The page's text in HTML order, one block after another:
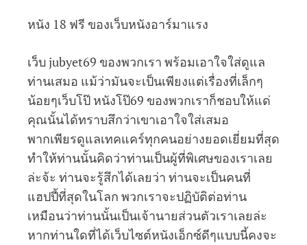
หนัง 18 ฟรี ของเว็บหนังอาร์มาแรง
เว็บ jubyet69 ของพวกเรา พร้อมเอาใจใส่ดูแล
ท่านเสมอ แม้ว่ามันจะเป็นเพียงแต่เรื่องที่เล็กๆ
น้อยๆเว็บโป๊ หนังโป๊69 ของพวกเราก็ชอบให้แด่
คุณนั้นได้ทราบสึกว่าเขาเอาใจใส่เสมอ
พากเพียรดูแลเทคแคร์ทุกคนอย่างยอดเยี่ยมที่สุด
ทำให้ท่านนั้นคิดว่าท่านเป็นผู้ที่พิเศษของเราเลย
ล่ะจ้ะ ท่านจะรู้สึกได้เลยว่า ท่านจะเป็นคนที่
แฮปปี้ที่สุดในโลก พวกเราจะปฏิบัติต่อท่าน
เหมือนว่าท่านนั้นเป็นเจ้านายส่วนตัวเราเลยล่ะ
หากท่านใดที่ได้เว็บไซต์หนังเอ็กซ์ดีๆแบบนี้คงจะ